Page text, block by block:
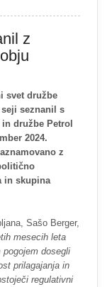
z
svet družbe
seznanil s
družbe Petrol
2024.
z
in skupina
Sašo Berger,
mesecih leta
dosegli
prilagajanja in
regulativni